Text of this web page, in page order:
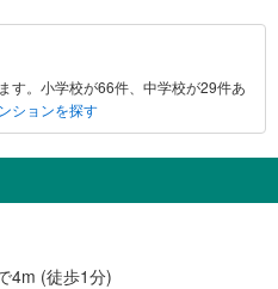
す。小学校が66件、中学校が29件あ
ションを探す
4m (徒歩1分)